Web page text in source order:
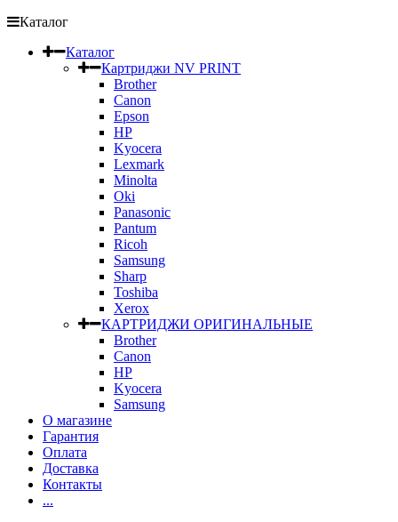
Каталог
Каталог
Картриджи NV PRINT
Brother
Canon
Epson
HP
Kyocera
Lexmark
Minolta
Oki
Panasonic
Pantum
Ricoh
Samsung
Sharp
Toshiba
Xerox
КАРТРИДЖИ ОРИГИНАЛЬНЫЕ
Brother
Canon
HP
Kyocera
Samsung
О магазине
Гарантия
Оплата
Доставка
Контакты
...